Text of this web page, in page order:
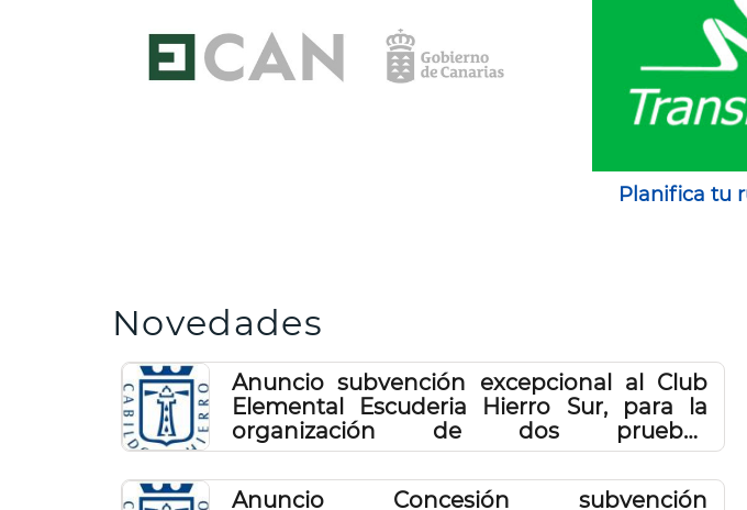
Planifica tu
Novedades
Anuncio subvención excepcional al Club
Elemental Escuderia Hierro Sur, para la
organización de dos pruebas
automovilísticas, año 2025
Anuncio Concesión subvención